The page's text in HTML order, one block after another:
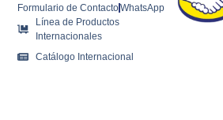
Formulario de ContactoWhatsApp
Línea de Productos
Internacionales
Catálogo Internacional